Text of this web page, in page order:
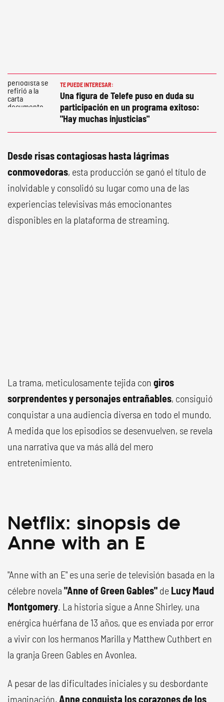
TE PUEDE INTERESAR:
Una figura de Telefe puso en duda su
participación en un programa exitoso:
"Hay muchas injusticias"
Desde risas contagiosas hasta lágrimas
conmovedoras, esta producción se ganó el título de
inolvidable y consolidó su lugar como una de las
experiencias televisivas más emocionantes
disponibles en la plataforma de streaming.
La trama, meticulosamente tejida con giros
sorprendentesy personajes entrañables, consiguió
conquistar a una audiencia diversa en todo el mundo.
A medida que los episodios se desenvuelven, se revela
una narrativa que va más allá del mero
entretenimiento.
Netflix: sinopsis de
Anne with an E
"Anne with an E" es una serie de televisión basada en la
célebre novela "Anne of Green Gables" de Lucy Maud
Montgomery. La historia sigue a Anne Shirley, una
enérgica huérfana de 13 años, que es enviada por error
a vivir con los hermanos Marilla y Matthew Cuthbert en
la granja Green Gables en Avonlea.
A pesar de las dificultades iniciales y su desbordante
imaginación, Anne conquista los corazones de los